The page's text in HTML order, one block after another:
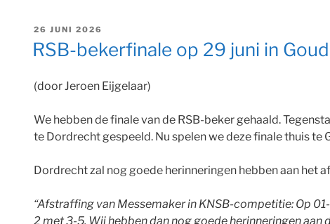
GEPLAATST
OP
26 JUNI 2026
RSB-bekerfinale op 29 juni in
(door Jeroen Eijgelaar)
We hebben de finale van de RSB-beker gehaald.
te Dordrecht gespeeld. Nu spelen we deze finale thuis te
Dordrecht zal nog goede herinneringen hebben aan het
“Afstraffing van Messemaker in KNSB-competitie: Op
2 met 3-5. Wij hebben dan nog goede herinneringen aan